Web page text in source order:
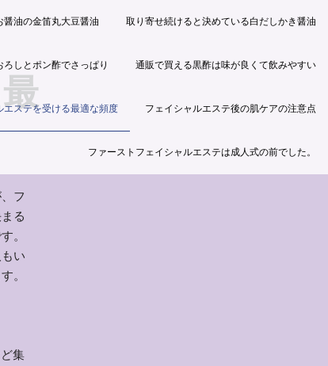
醤油の金笛丸大豆醤油 取り寄せ続けると決めている白だしかき醤油
ろしとポン酢でさっぱり 通販で買える黒酢は味が良くて飲みやすい
エステを受ける最適な頻度 フェイシャルエステ後の肌ケアの注意点
ファーストフェイシャルエステは成人式の前でした。
フ
る
。
い
。
集